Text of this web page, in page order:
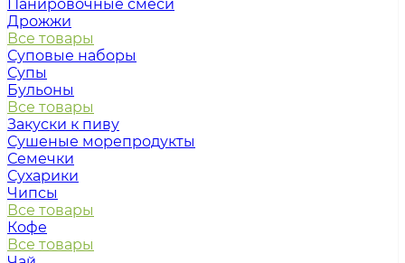
Панировочные смеси
Дрожжи
Все товары
Суповые наборы
Супы
Бульоны
Все товары
Закуски к пиву
Сушеные морепродукты
Семечки
Сухарики
Чипсы
Все товары
Кофе
Все товары